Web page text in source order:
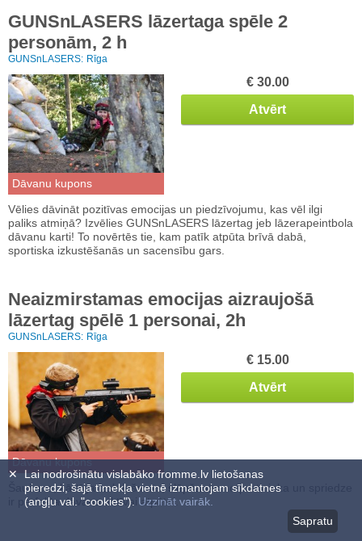
GUNSnLASERS lāzertaga spēle 2
personām, 2 h
GUNSnLASERS: Rīga
Dāvanu kupons
€ 30.00
Atvērt
Vēlies dāvināt pozitīvas emocijas un piedzīvojumu, kas vēl ilgi
paliks atmiņā? Izvēlies GUNSnLASERS lāzertag jeb lāzerapeintbola
dāvanu karti! To novērtēs tie, kam patīk atpūta brīvā dabā,
sportiska izkustēšanās un sacensību gars.
Neaizmirstamas emocijas aizraujošā
lāzertag spēlē 1 personai, 2h
GUNSnLASERS: Rīga
Dāvanu kupons
€ 15.00
Atvērt
Šaušana, kārtīga izskriešanās, slēpšanās no pretinieka un spriedze
ir perfekta dāvana aktīvai atpūtai.
Lai nodrošinātu vislabāko fromme.lv lietošanas
pieredzi, šajā tīmekļa vietnē izmantojam sīkdatnes
(angļu val. "cookies"). Uzzināt vairāk.
Sapratu
✕